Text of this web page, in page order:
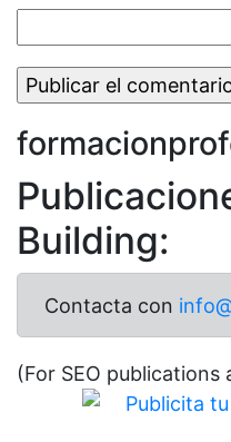
Building:
Contacta con
(For SEO